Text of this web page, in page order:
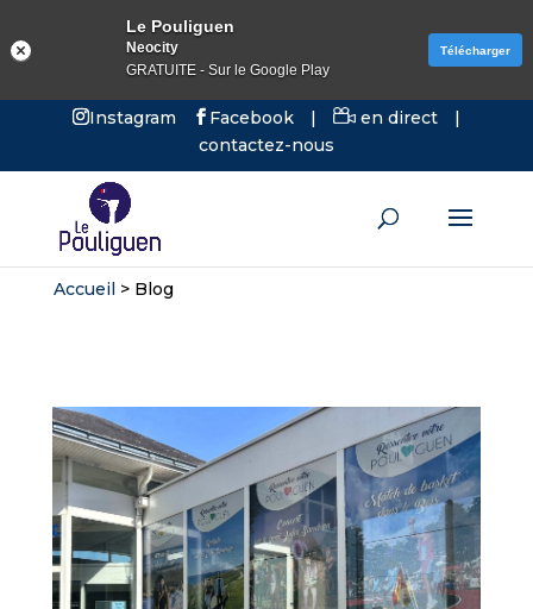
Instagram Facebook | en direct
|
contactez-nous
Accueil> Blog
Le Pouliguen
Neocity
GRATUITE - Sur le Google Play
Télécharger